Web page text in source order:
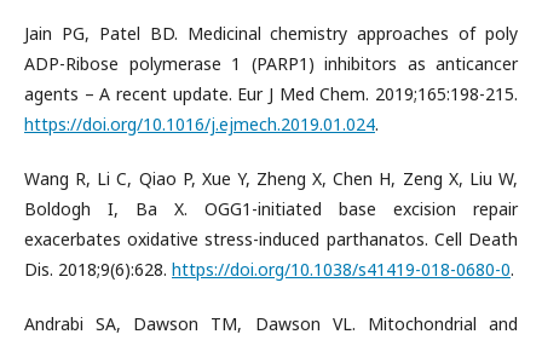
Jain PG, Patel BD. Medicinal chemistry approaches of poly
ADP-Ribose polymerase 1 (PARP1) inhibitors as anticancer
agents – A recent update. Eur J Med Chem. 2019;165:198-215.
https://doi.org/10.1016/j.ejmech.2019.01.024.
Wang R, Li C, Qiao P, Xue Y, Zheng X, Chen H, Zeng X, Liu W,
Boldogh I, Ba X. OGG1-initiated base excision repair
exacerbates oxidative stress-induced parthanatos. Cell Death
Dis. 2018;9(6):628. https://doi.org/10.1038/s41419-018-0680-0.
Andrabi SA, Dawson TM, Dawson VL. Mitochondrial and